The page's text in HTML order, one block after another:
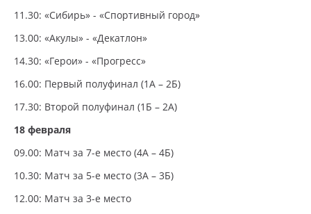
11.30: «Сибирь» - «Спортивный город»
13.00: «Акулы» - «Декатлон»
14.30: «Герои» - «Прогресс»
16.00: Первый полуфинал (1А – 2Б)
17.30: Второй полуфинал (1Б – 2А)
18 февраля
09.00: Матч за 7-е место (4А – 4Б)
10.30: Матч за 5-е место (3А – 3Б)
12.00: Матч за 3-е место